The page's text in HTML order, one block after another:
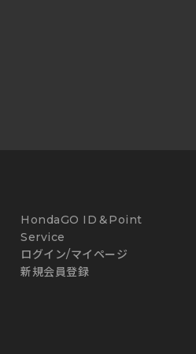
HondaGO ID＆Point
Service
ログイン/マイページ
新規会員登録